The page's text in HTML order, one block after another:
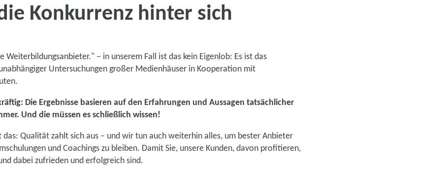
Konkurrenz hinter sich
Weiterbildungsanbieter." – in unserem Fall ist das kein Eigenlob: Es ist das
Untersuchungen großer Medienhäuser in Kooperation mit
Die Ergebnisse basieren auf den Erfahrungen und Aussagen tatsächlicher
Und die müssen es schließlich wissen!
das: Qualität zahlt sich aus – und wir tun auch weiterhin alles, um bester Anbieter
und Coachings zu bleiben. Damit Sie, unsere Kunden, davon profitieren,
dabei zufrieden und erfolgreich sind.